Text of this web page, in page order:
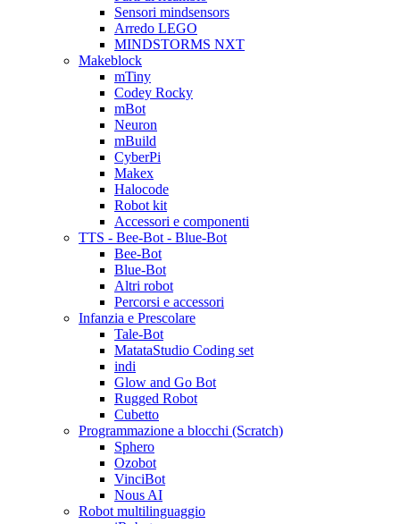
Sensori mindsensors
Arredo LEGO
MINDSTORMS NXT
Makeblock
mTiny
Codey Rocky
mBot
Neuron
mBuild
CyberPi
Makex
Halocode
Robot kit
Accessori e componenti
TTS - Bee-Bot - Blue-Bot
Bee-Bot
Blue-Bot
Altri robot
Percorsi e accessori
Infanzia e Prescolare
Tale-Bot
MatataStudio Coding set
indi
Glow and Go Bot
Rugged Robot
Cubetto
Programmazione a blocchi (Scratch)
Sphero
Ozobot
VinciBot
Nous AI
Robot multilinguaggio